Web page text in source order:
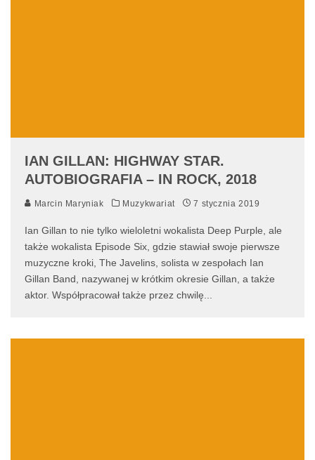
IAN GILLAN: HIGHWAY STAR.
AUTOBIOGRAFIA – IN ROCK, 2018
Marcin Maryniak Muzykwariat 7 stycznia 2019
Ian Gillan to nie tylko wieloletni wokalista Deep Purple, ale
także wokalista Episode Six, gdzie stawiał swoje pierwsze
muzyczne kroki, The Javelins, solista w zespołach Ian
Gillan Band, nazywanej w krótkim okresie Gillan, a także
aktor. Współpracował także przez chwilę...